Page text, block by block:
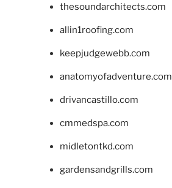
thesoundarchitects.com
allin1roofing.com
keepjudgewebb.com
anatomyofadventure.com
drivancastillo.com
cmmedspa.com
midletontkd.com
gardensandgrills.com